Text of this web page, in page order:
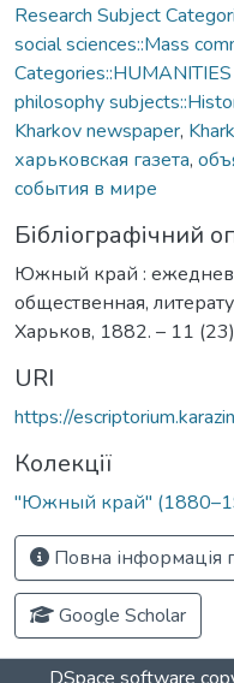
Research Subject
social sciences::Mass
philosophy
Kharkov newspaper,
харьковская газета,
события в мире
Бібліографічний
Южный край :
общественная,
Харьков, 1882. – 11
URI
https://
Колекції
"Южный край"
Повна інформація
Google Scholar